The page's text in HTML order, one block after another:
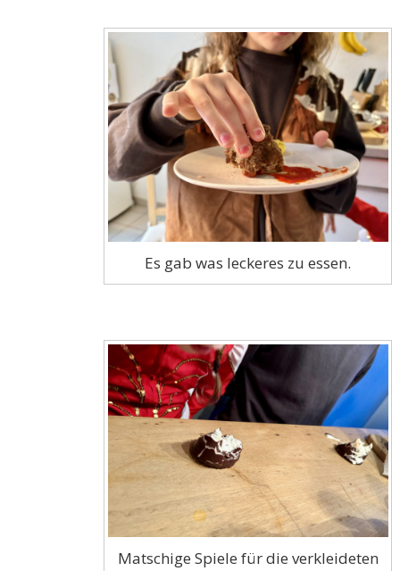
Es gab was leckeres zu essen.
Matschige Spiele für die verkleideten